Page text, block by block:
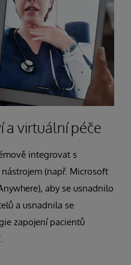
a virtuální péče
integrovat s
(např. Microsoft
aby se usnadnilo
a usnadnila se
zapojení pacientů